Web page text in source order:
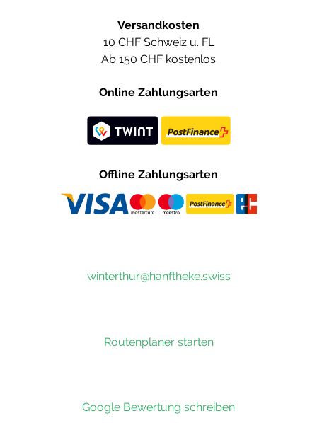
Versandkosten
10 CHF Schweiz u. FL
Ab 150 CHF kostenlos
Online Zahlungsarten
Offline Zahlungsarten
winterthur@hanftheke.swiss
Routenplaner starten
Google Bewertung schreiben